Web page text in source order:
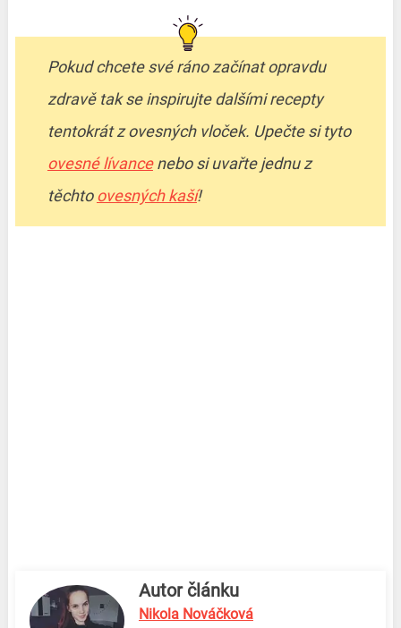
Pokud chcete své ráno začínat opravdu
zdravě tak se inspirujte dalšími recepty
tentokrát z ovesných vloček. Upečte si tyto
ovesné lívancenebo si uvařte jednu z
těchtoovesných kaší!
Autor článku
Nikola Nováčková